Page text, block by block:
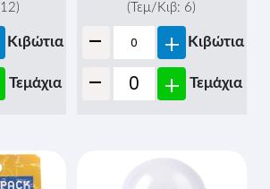
12)
Κιβώτια
Τεμάχια
(Τεμ/Κιβ: 6)
- + Κιβώτια
- + Τεμάχια